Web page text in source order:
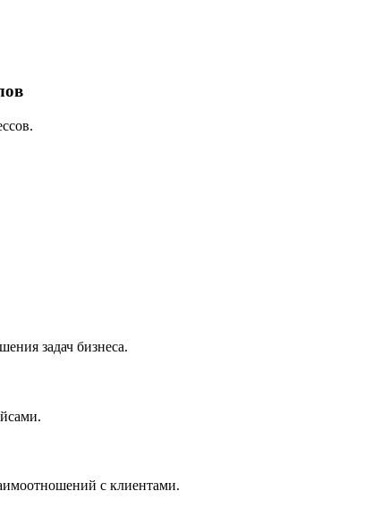
задач бизнеса.
с клиентами.